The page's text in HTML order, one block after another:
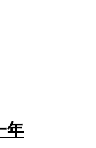
年